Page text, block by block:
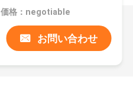
価格：negotiable
お問い合わせ